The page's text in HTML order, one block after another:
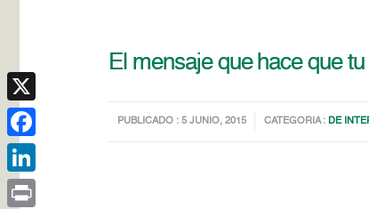
El mensaje que hace que
PUBLICADO : 5 JUNIO, 2015 CATEGORIA : DE
X
Facebook
LinkedIn